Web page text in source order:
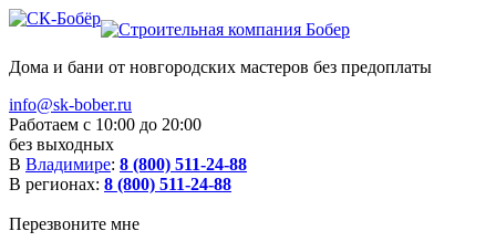
Дома и бани от новгородских мастеров без предоплаты
info@sk-bober.ru
Работаем с 10:00 до 20:00
без выходных
В Владимире: 8 (800) 511-24-88
В регионах: 8 (800) 511-24-88
Перезвоните мне